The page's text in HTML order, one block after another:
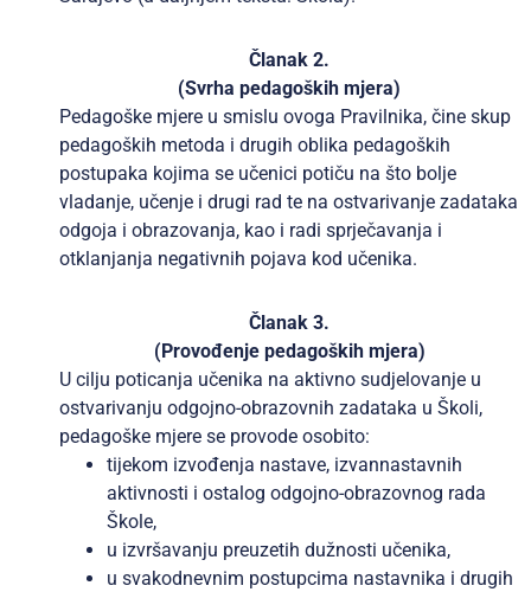
Članak 2.
(Svrha pedagoških mjera)
Pedagoške mjere u smislu ovoga Pravilnika, čine skup
pedagoških metoda i drugih oblika pedagoških
postupaka kojima se učenici potiču na što bolje
vladanje, učenje i drugi rad te na ostvarivanje zadataka
odgoja i obrazovanja, kao i radi sprječavanja i
otklanjanja negativnih pojava kod učenika.
Članak 3.
(Provođenje pedagoških mjera)
U cilju poticanja učenika na aktivno sudjelovanje u
ostvarivanju odgojno-obrazovnih zadataka u Školi,
pedagoške mjere se provode osobito:
tijekom izvođenja nastave, izvannastavnih
aktivnosti i ostalog odgojno-obrazovnog rada
Škole,
u izvršavanju preuzetih dužnosti učenika,
u svakodnevnim postupcima nastavnika i drugih